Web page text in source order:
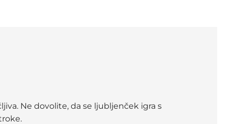
Ne dovolite, da se ljubljenček igra s